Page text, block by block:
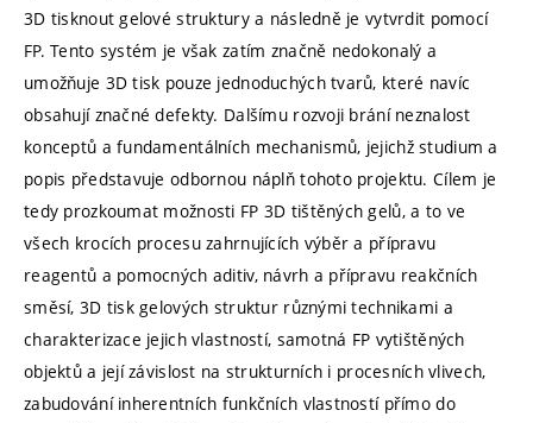
3D tisknout gelové struktury a následně je vytvrdit pomocí
FP. Tento systém je však zatím značně nedokonalý a
umožňuje 3D tisk pouze jednoduchých tvarů, které navíc
obsahují značné defekty. Dalšímu rozvoji brání neznalost
konceptů a fundamentálních mechanismů, jejichž studium a
popis představuje odbornou náplň tohoto projektu. Cílem je
tedy prozkoumat možnosti FP 3D tištěných gelů, a to ve
všech krocích procesu zahrnujících výběr a přípravu
reagentů a pomocných aditiv, návrh a přípravu reakčních
směsí, 3D tisk gelových struktur různými technikami a
charakterizace jejich vlastností, samotná FP vytištěných
objektů a její závislost na strukturních i procesních vlivech,
zabudování inherentních funkčních vlastností přímo do